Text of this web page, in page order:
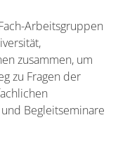
Arbeitsgruppen
zusammen, um
zu Fragen der
Begleitseminare